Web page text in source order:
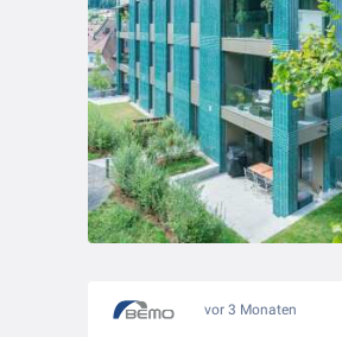
vor 3 Monaten